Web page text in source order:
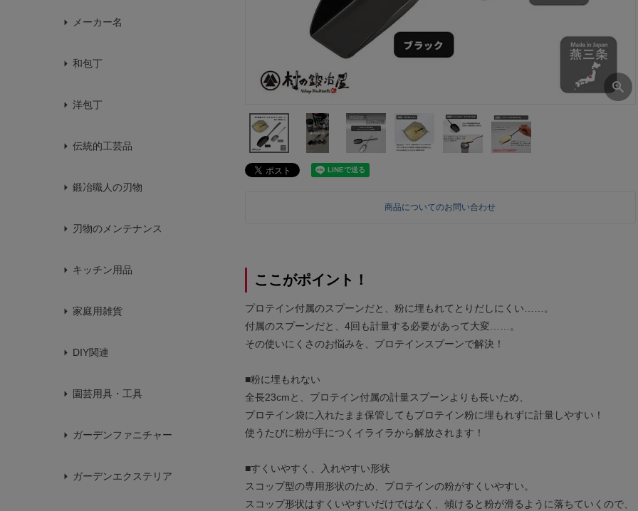
メーカー名
和包丁
洋包丁
伝統的工芸品
鍛冶職人の刃物
刃物のメンテナンス
キッチン用品
家庭用雑貨
DIY関連
園芸用具・工具
ガーデンファニチャー
ガーデンエクステリア
商品についてのお問い合わせ
ここがポイント！
プロテイン付属のスプーンだと、粉に埋もれてとりだしにくい……。
付属のスプーンだと、4回も計量する必要があって大変……。
その使いにくさのお悩みを、プロテインスプーンで解決！
■粉に埋もれない
全長23cmと、プロテイン付属の計量スプーンよりも長いため、
プロテイン袋に入れたまま保管してもプロテイン粉に埋もれずに計量しやすい！
使うたびに粉が手につくイライラから解放されます！
■すくいやすく、入れやすい形状
スコップ型の専用形状のため、プロテインの粉がすくいやすい。
スコップ形状はすくいやすいだけではなく、傾けると粉が滑るように落ちていくので、